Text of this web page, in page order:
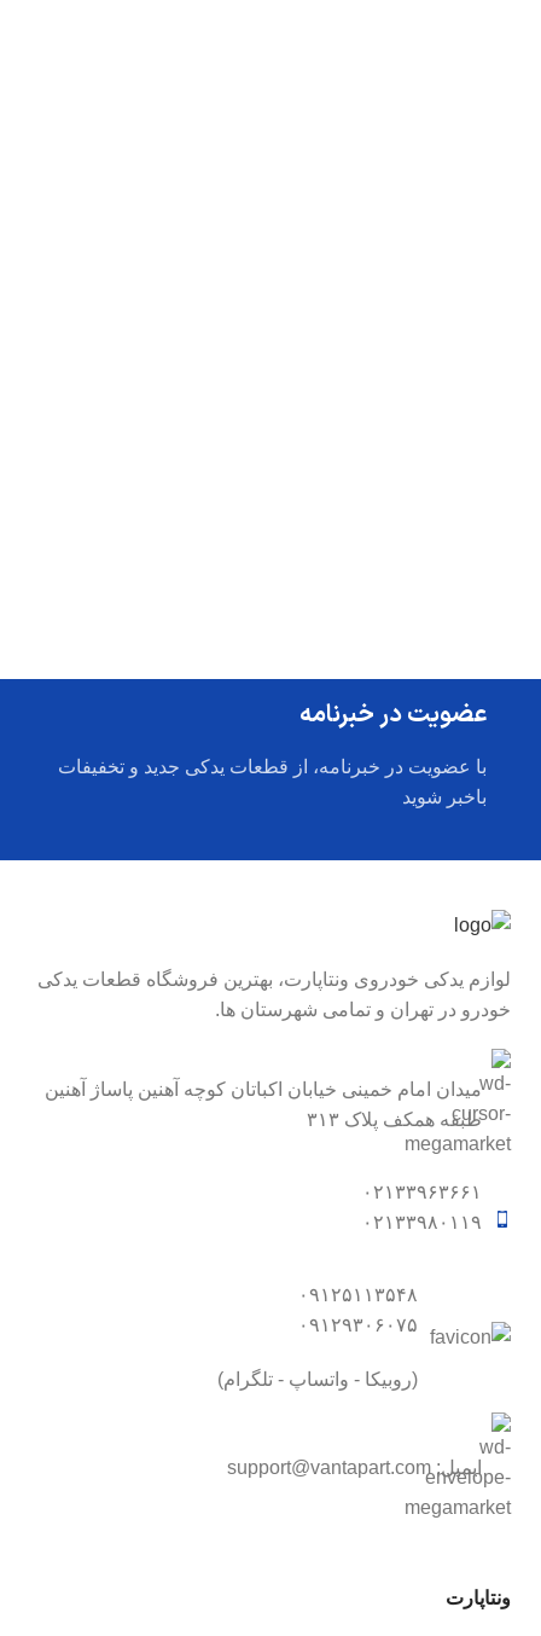
عضویت در خبرنامه
با عضویت در خبرنامه، از قطعات یدکی جدید و تخفیفات
باخبر شوید
لوازم یدکی خودروی ونتاپارت، بهترین فروشگاه قطعات یدکی
خودرو در تهران و تمامی شهرستان ها.
میدان امام خمینی خیابان اکباتان کوچه آهنین پاساژ آهنین
طبقه همکف پلاک ۳۱۳
۰۲۱۳۳۹۶۳۶۶۱
۰۲۱۳۳۹۸۰۱۱۹
۰۹۱۲۵۱۱۳۵۴۸
۰۹۱۲۹۳۰۶۰۷۵
(روبیکا - واتساپ - تلگرام)
ایمیل: support@vantapart.com
ونتاپارت